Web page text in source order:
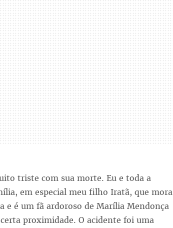
triste com sua morte. Eu e toda a
em especial meu filho Iratã, que mora
e é um fã ardoroso de Marília Mendonça
proximidade. O acidente foi uma